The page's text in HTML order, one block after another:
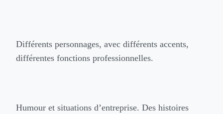
Différents personnages, avec différents accents,
différentes fonctions professionnelles.
Humour et situations d’entreprise. Des histoires